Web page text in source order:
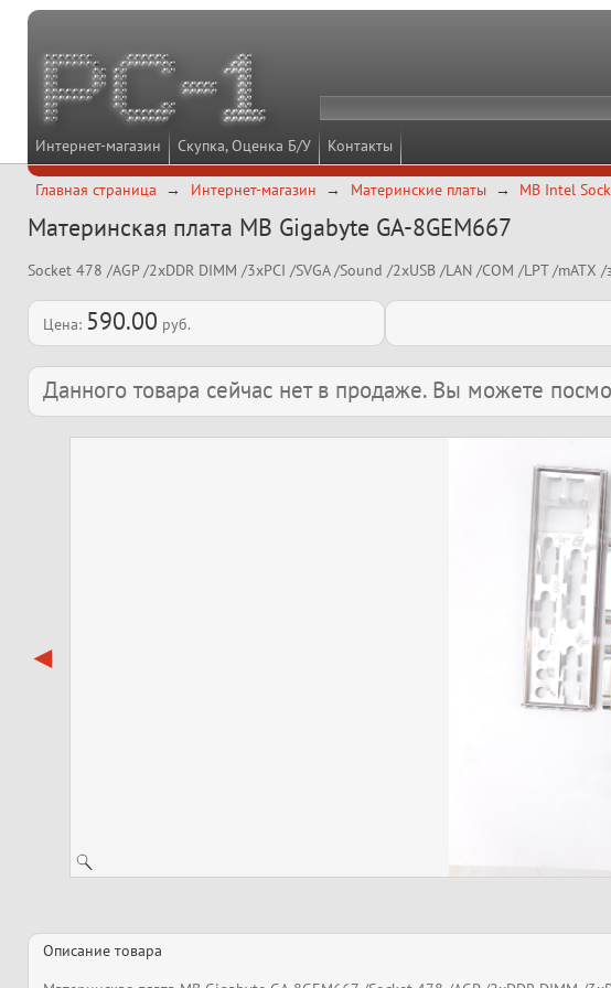
Интернет-магазин Скупка, Оценка Б/У Контакты
Главная страница Интернет-магазин Материнские платы MB Intel
Материнская плата MB Gigabyte GA-8GEM667
Socket 478 /AGP /2xDDR DIMM /3xPCI /SVGA /Sound /2xUSB /LAN /COM /LPT /mATX /
Цена: 590.00 руб.
Данного товара сейчас нет в продаже. Вы можете
Описание товара